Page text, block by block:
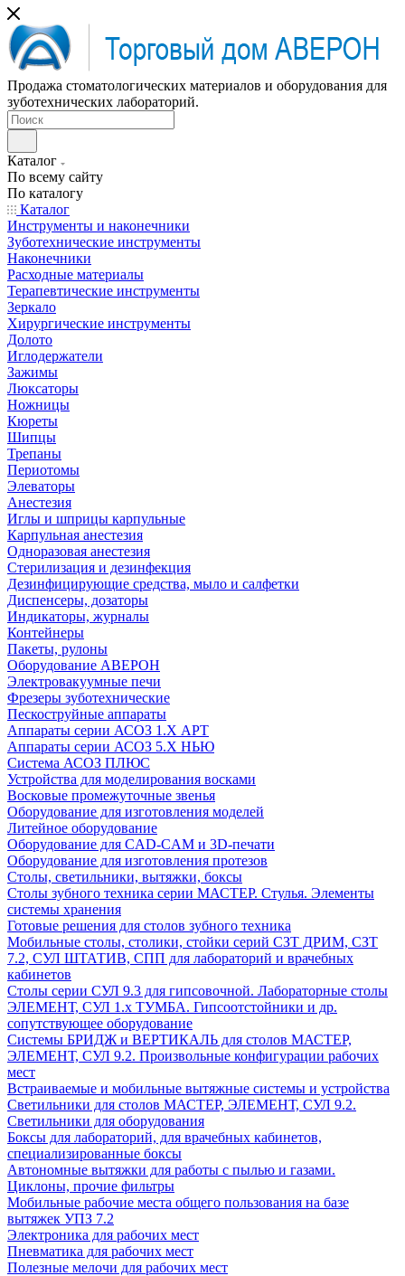
Продажа стоматологических материалов и оборудования для
зуботехнических лабораторий.
Каталог
По всему сайту
По каталогу
Каталог
Инструменты и наконечники
Зуботехнические инструменты
Наконечники
Расходные материалы
Терапевтические инструменты
Зеркало
Хирургические инструменты
Долото
Иглодержатели
Зажимы
Люксаторы
Ножницы
Кюреты
Шипцы
Трепаны
Периотомы
Элеваторы
Анестезия
Иглы и шприцы карпульные
Карпульная анестезия
Одноразовая анестезия
Стерилизация и дезинфекция
Дезинфицирующие средства, мыло и салфетки
Диспенсеры, дозаторы
Индикаторы, журналы
Контейнеры
Пакеты, рулоны
Оборудование АВЕРОН
Электровакуумные печи
Фрезеры зуботехнические
Пескоструйные аппараты
Аппараты серии АСОЗ 1.Х АРТ
Аппараты серии АСОЗ 5.Х НЬЮ
Система АСОЗ ПЛЮС
Устройства для моделирования восками
Восковые промежуточные звенья
Оборудование для изготовления моделей
Литейное оборудование
Оборудование для CAD-CAM и 3D-печати
Оборудование для изготовления протезов
Cтолы, светильники, вытяжки, боксы
Столы зубного техника серии МАСТЕР. Стулья. Элементы
системы хранения
Готовые решения для столов зубного техника
Мобильные столы, столики, стойки серий СЗТ ДРИМ, СЗТ
7.2, СУЛ ШТАТИВ, СПП для лабораторий и врачебных
кабинетов
Столы серии СУЛ 9.3 для гипсовочной. Лабораторные столы
ЭЛЕМЕНТ, СУЛ 1.х ТУМБА. Гипсоотстойники и др.
сопутствующее оборудование
Системы БРИДЖ и ВЕРТИКАЛЬ для столов МАСТЕР,
ЭЛЕМЕНТ, СУЛ 9.2. Произвольные конфигурации рабочих
мест
Встраиваемые и мобильные вытяжные системы и устройства
Светильники для столов МАСТЕР, ЭЛЕМЕНТ, СУЛ 9.2.
Светильники для оборудования
Боксы для лабораторий, для врачебных кабинетов,
специализированные боксы
Автономные вытяжки для работы с пылью и газами.
Циклоны, прочие фильтры
Мобильные рабочие места общего пользования на базе
вытяжек УПЗ 7.2
Электроника для рабочих мест
Пневматика для рабочих мест
Полезные мелочи для рабочих мест